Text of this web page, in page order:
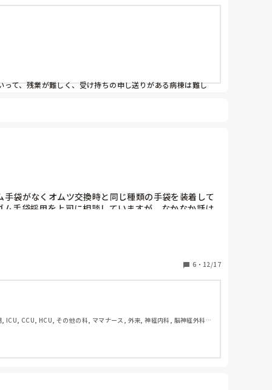
て、残業が難しく、受け持ちの申し送りがある病棟は難し
袋がなくオムツ交換時と同じ種類の手袋を装着して
手袋採用を上司に相談していますが、なかなか話は
6 ・ 12/17
CCU, HCU, その他の科, ママナース, 外来, 神経内科, 脳神経外科,